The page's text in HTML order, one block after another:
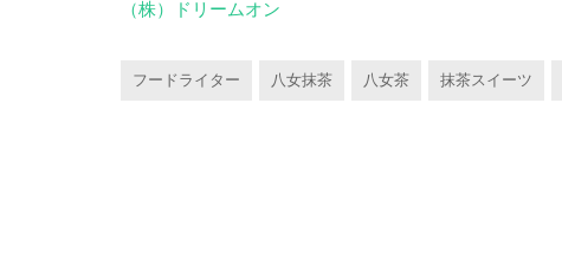
（株）ドリームオン
フードライター 八女抹茶 八女茶 抹茶スイーツ